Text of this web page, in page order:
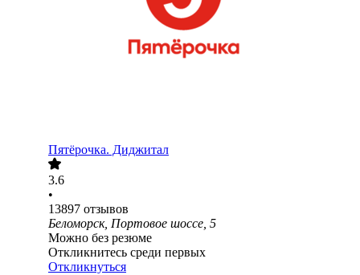
Пятёрочка. Диджитал
3.6
•
13897 отзывов
Беломорск, Портовое шоссе, 5
Можно без резюме
Откликнитесь среди первых
Откликнуться